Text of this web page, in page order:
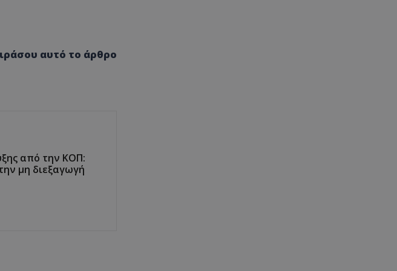
αυτό το άρθρο
από την ΚΟΠ:
μη διεξαγωγή
χρησιμοποιεί τον ιστότοπο και
τυχόν διαφημίσεις που μπορεί να
επισκέπτη σχετικά με διάφορες
πολιτικές και ρυθμίσεις
απορρήτου, εξασφαλίζοντας ότι
οι προτιμήσεις τους τιμώνται σε